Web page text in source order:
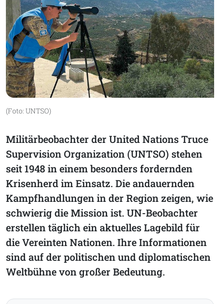
(Foto: UNTSO)
Militärbeobachter der United Nations Truce
Supervision Organization (UNTSO) stehen
seit 1948 in einem besonders fordernden
Krisenherd im Einsatz. Die andauernden
Kampfhandlungen in der Region zeigen, wie
schwierig die Mission ist. UN-Beobachter
erstellen täglich ein aktuelles Lagebild für
die Vereinten Nationen. Ihre Informationen
sind auf der politischen und diplomatischen
Weltbühne von großer Bedeutung.